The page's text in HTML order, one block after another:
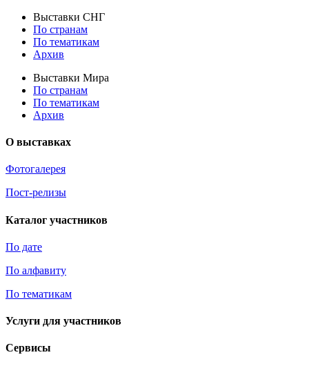
Выставки СНГ
По странам
По тематикам
Архив
Выставки Мира
По странам
По тематикам
Архив
О выставках
Фотогалерея
Пост-релизы
Каталог участников
По дате
По алфавиту
По тематикам
Услуги для участников
Сервисы